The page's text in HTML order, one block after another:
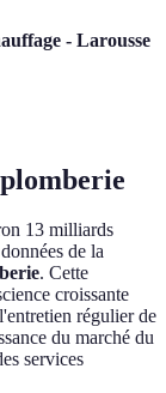
- Larousse
13 milliards
de la
. Cette
croissante
régulier de
du marché du
services